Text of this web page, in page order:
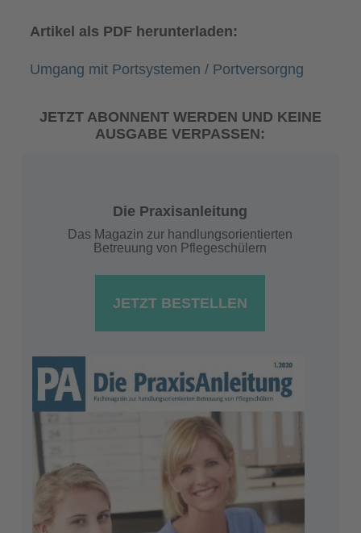
Artikel als PDF herunterladen:
Umgang mit Portsystemen / Portversorgng
JETZT ABONNENT WERDEN UND KEINE
AUSGABE VERPASSEN:
Die Praxisanleitung
Das Magazin zur handlungsorientierten
Betreuung von Pflegeschülern
JETZT BESTELLEN